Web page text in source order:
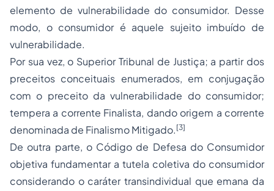
elemento de vulnerabilidade do consumidor. Desse
modo, o consumidor é aquele sujeito imbuído de
vulnerabilidade.
Por sua vez, o Superior Tribunal de Justiça; a partir dos
preceitos conceituais enumerados, em conjugação
com o preceito da vulnerabilidade do consumidor;
tempera a corrente Finalista, dando origem a corrente
denominada de Finalismo Mitigado. [3]
De outra parte, o Código de Defesa do Consumidor
objetiva fundamentar a tutela coletiva do consumidor
considerando o caráter transindividual que emana da